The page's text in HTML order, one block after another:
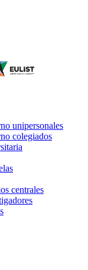
unipersonales
colegiados
centrales